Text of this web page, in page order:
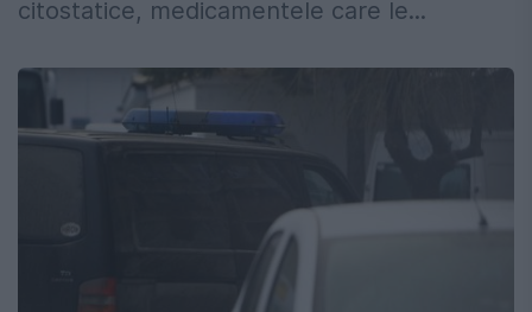
citostatice, medicamentele care le...